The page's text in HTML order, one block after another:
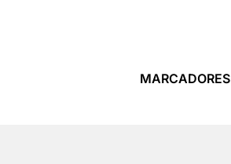
MARCADORES